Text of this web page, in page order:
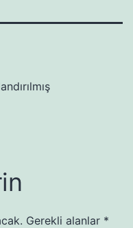
Gerekli alanlar *